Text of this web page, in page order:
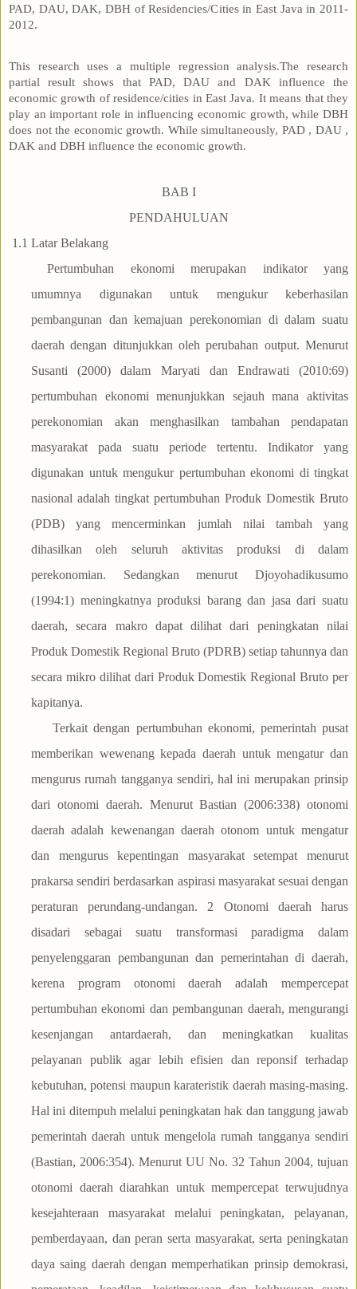
PAD, DAU, DAK, DBH of Residencies/Cities in East Java in 2011-
2012.
This research uses a multiple regression analysis.The research
partial result shows that PAD, DAU and DAK influence the
economic growth of residence/cities in East Java. It means that they
play an important role in influencing economic growth, while DBH
does not the economic growth. While simultaneously, PAD , DAU ,
DAK and DBH influence the economic growth.
BAB I
PENDAHULUAN
1.1 Latar Belakang
Pertumbuhan ekonomi merupakan indikator yang
umumnya digunakan untuk mengukur keberhasilan
pembangunan dan kemajuan perekonomian di dalam suatu
daerah dengan ditunjukkan oleh perubahan output. Menurut
Susanti (2000) dalam Maryati dan Endrawati (2010:69)
pertumbuhan ekonomi menunjukkan sejauh mana aktivitas
perekonomian akan menghasilkan tambahan pendapatan
masyarakat pada suatu periode tertentu. Indikator yang
digunakan untuk mengukur pertumbuhan ekonomi di tingkat
nasional adalah tingkat pertumbuhan Produk Domestik Bruto
(PDB) yang mencerminkan jumlah nilai tambah yang
dihasilkan oleh seluruh aktivitas produksi di dalam
perekonomian. Sedangkan menurut Djoyohadikusumo
(1994:1) meningkatnya produksi barang dan jasa dari suatu
daerah, secara makro dapat dilihat dari peningkatan nilai
Produk Domestik Regional Bruto (PDRB) setiap tahunnya dan
secara mikro dilihat dari Produk Domestik Regional Bruto per
kapitanya.
Terkait dengan pertumbuhan ekonomi, pemerintah pusat
memberikan wewenang kepada daerah untuk mengatur dan
mengurus rumah tangganya sendiri, hal ini merupakan prinsip
dari otonomi daerah. Menurut Bastian (2006:338) otonomi
daerah adalah kewenangan daerah otonom untuk mengatur
dan mengurus kepentingan masyarakat setempat menurut
prakarsa sendiri berdasarkan aspirasi masyarakat sesuai dengan
peraturan perundang-undangan. 2 Otonomi daerah harus
disadari sebagai suatu transformasi paradigma dalam
penyelenggaran pembangunan dan pemerintahan di daerah,
kerena program otonomi daerah adalah mempercepat
pertumbuhan ekonomi dan pembangunan daerah, mengurangi
kesenjangan antardaerah, dan meningkatkan kualitas
pelayanan publik agar lebih efisien dan reponsif terhadap
kebutuhan, potensi maupun karateristik daerah masing-masing.
Hal ini ditempuh melalui peningkatan hak dan tanggung jawab
pemerintah daerah untuk mengelola rumah tangganya sendiri
(Bastian, 2006:354). Menurut UU No. 32 Tahun 2004, tujuan
otonomi daerah diarahkan untuk mempercepat terwujudnya
kesejahteraan masyarakat melalui peningkatan, pelayanan,
pemberdayaan, dan peran serta masyarakat, serta peningkatan
daya saing daerah dengan memperhatikan prinsip demokrasi,